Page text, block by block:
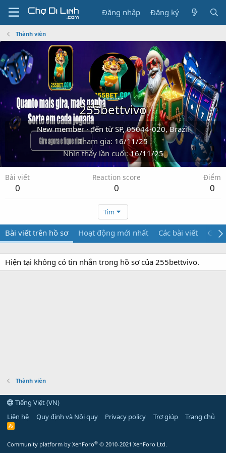
Đăng nhập Đăng ký
Thành viên
255bettvivo
New member · đến từ SP, 05044-020, Brazil
Tham gia 16/11/25
Nhìn thấy lần cuối 16/11/25
Bài viết
0
Reaction score
0
Điểm
0
Tìm
Bài viết trên hồ sơ Hoạt động mới nhất Các bài viết Giới
Hiện tại không có tin nhắn trong hồ sơ của 255bettvivo.
Thành viên
Tiếng Việt (VN)
Liên hệ
Quy định và Nội quy Privacy policy Trợ giúp Trang chủ
R
Community platform by XenForo® © 2010-2021 XenForo Ltd.